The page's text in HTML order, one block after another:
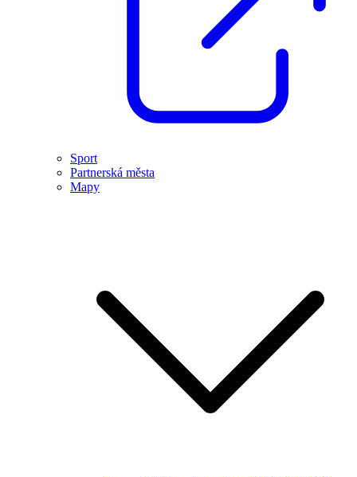
Sport
Partnerská města
Mapy